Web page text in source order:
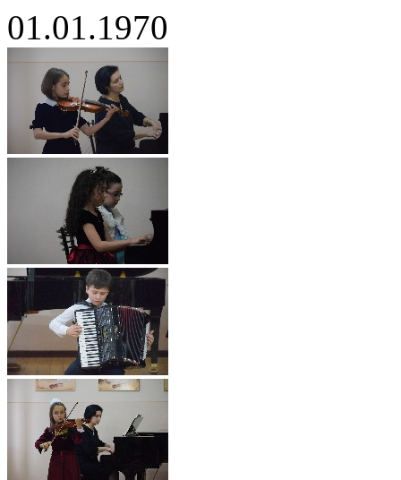
01.01.1970